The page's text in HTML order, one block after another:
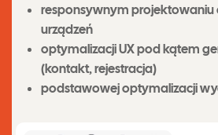
responsywnym projektowaniu
urządzeń
optymalizacji UX pod kątem
(kontakt, rejestracja)
podstawowej optymalizacji